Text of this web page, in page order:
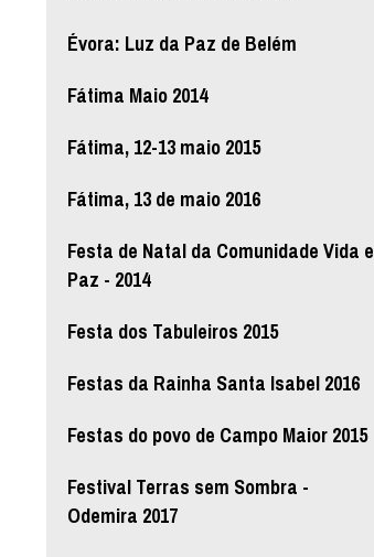
Évora: Luz da Paz de Belém
Fátima Maio 2014
Fátima, 12-13 maio 2015
Fátima, 13 de maio 2016
Festa de Natal da Comunidade Vida e
Paz - 2014
Festa dos Tabuleiros 2015
Festas da Rainha Santa Isabel 2016
Festas do povo de Campo Maior 2015
Festival Terras sem Sombra -
Odemira 2017